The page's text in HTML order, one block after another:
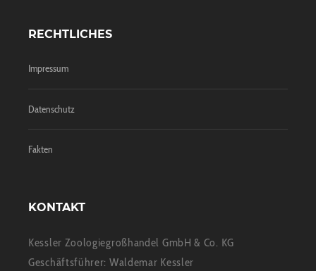
RECHTLICHES
Impressum
Datenschutz
Fakten
KONTAKT
Kessler Zoologiegroßhandel GmbH & Co. KG
Geschäftsführer: Waldemar Kessler